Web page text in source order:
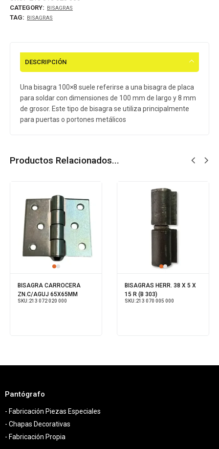
CATEGORY: BISAGRAS
TAG: BISAGRAS
DESCRIPCIÓN
Una bisagra 100×8 suele referirse a una bisagra de placa
para soldar con dimensiones de 100 mm de largo y 8 mm
de grosor. Este tipo de bisagra se utiliza principalmente
para puertas o portones metálicos
Productos Relacionados...
BISAGRA CARROCERA
ZN.C/AGUJ 65X65MM
SKU:213 072 020 000
BISAGRAS HERR. 38 X 5 X
15 R (B 303)
SKU:213 070 005 000
Pantógrafo
- Fabricación Piezas Especiales
- Chapas Decorativas
- Fabricación Propia